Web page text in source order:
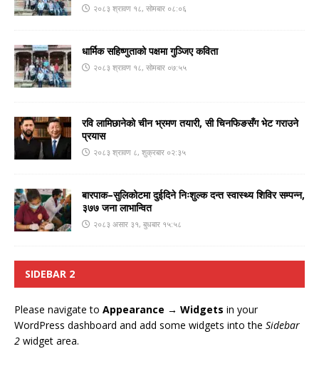
२०८३ श्रावण १८, सोमबार ०८:०६
धार्मिक सहिष्णुताको पक्षमा गुञ्जिए कविता
२०८३ श्रावण १८, सोमबार ०७:५५
रवि लामिछानेको चीन भ्रमण तयारी, सी चिनफिङसँग भेट गराउने
प्रयास
२०८३ श्रावण ८, शुक्रबार ०२:३५
बारपाक–सुलिकोटमा दुईदिने निःशुल्क दन्त स्वास्थ्य शिविर सम्पन्न,
३७७ जना लाभान्वित
२०८३ असार ३१, बुधबार १५:५८
SIDEBAR 2
Please navigate to Appearance → Widgets in your
WordPress dashboard and add some widgets into the Sidebar
2 widget area.